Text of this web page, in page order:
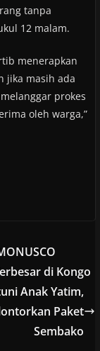
tanpa
12 malam.
menerapkan
jika masih ada
prokes
oleh warga,”
di Kongo
Anak Yatim,
Paket
Sembako